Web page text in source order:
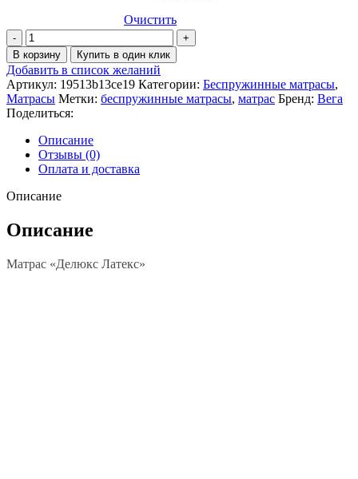
Очистить
Количество
товара
Матрас
Делюкс
Латекс
В корзину Купить в один клик
Добавить в список желаний
Артикул: 19513b13ce19 Категории: Беспружинные матрасы,
Матрасы Метки: беспружинные матрасы, матрас Бренд: Вега
Поделиться:
Описание
Отзывы (0)
Оплата и доставка
Описание
Описание
Матрас «Делюкс Латекс»